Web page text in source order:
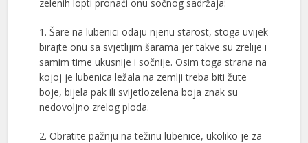
zelenih lopti pronaći onu sočnog sadržaja:
1. Šare na lubenici odaju njenu starost, stoga uvijek
birajte onu sa svjetlijim šarama jer takve su zrelije i
samim time ukusnije i sočnije. Osim toga strana na
kojoj je lubenica ležala na zemlji treba biti žute
boje, bijela pak ili svijetlozelena boja znak su
nedovoljno zrelog ploda.
2. Obratite pažnju na težinu lubenice, ukoliko je za